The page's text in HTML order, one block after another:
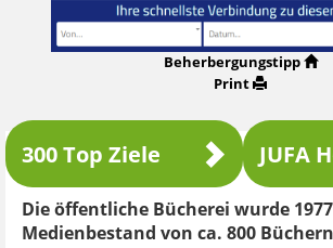
Beherbergungstipp
Print
300 Top Ziele JUFA
Die öffentliche Bücherei wurde
Medienbestand von ca. 800